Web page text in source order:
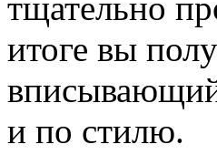
итоге вы
и по стилю.